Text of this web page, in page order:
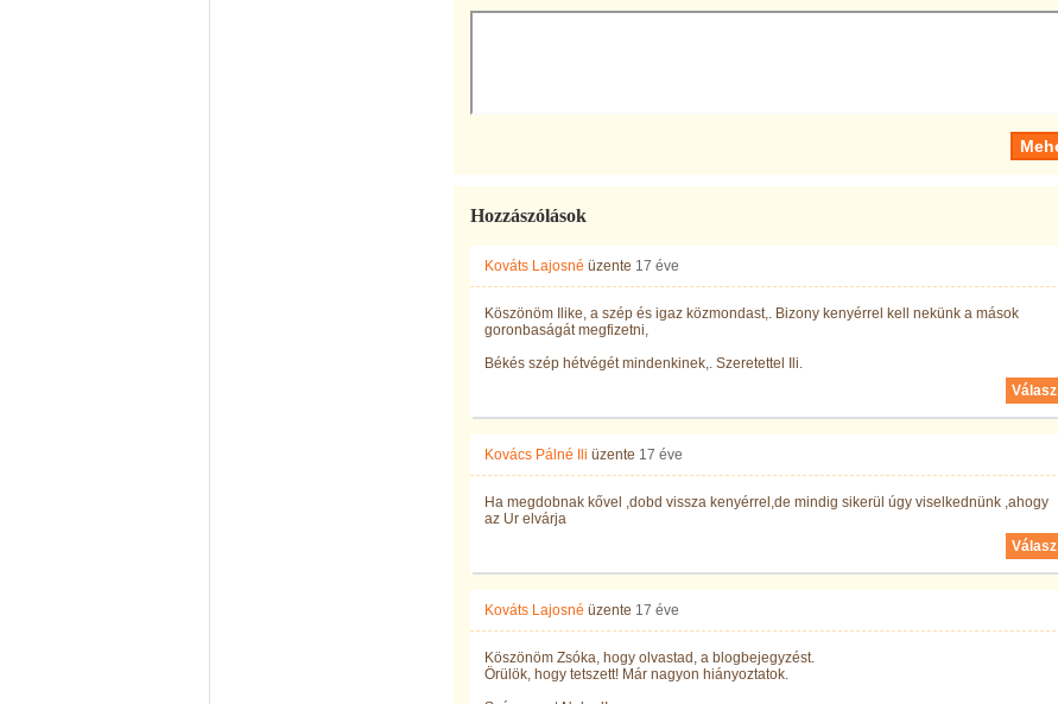
Hozzászólások
Kováts Lajosné üzente 17 éve
Köszönöm Ilike, a szép és igaz közmondast,. Bizony kenyérrel kell nekünk a mások
goronbaságát megfizetni,
Békés szép hétvégét mindenkinek,. Szeretettel Ili.
Válasz
Kovács Pálné Ili üzente 17 éve
Ha megdobnak kővel ,dobd vissza kenyérrel,de mindig sikerül úgy viselkednünk ,ahogy
az Ur elvárja
Válasz
Kováts Lajosné üzente 17 éve
Köszönöm Zsóka, hogy olvastad, a blogbejegyzést.
Örülök, hogy tetszett! Már nagyon hiányoztatok.